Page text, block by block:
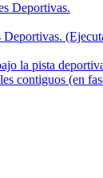
Deportivas.
Deportivas.
la pista
contiguos (en